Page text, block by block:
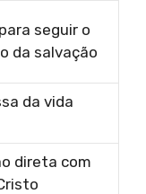
seguir o
da salvação
da vida
direta com